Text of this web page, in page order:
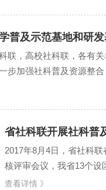
普及示范基地和研
联，高校社科联，各有
步加强社科普及资源整
省社科联开展社科普
2017年8月4日，省社科
核评审会议，我省13个设
联机关纪委派员全程监督
查看详情 》